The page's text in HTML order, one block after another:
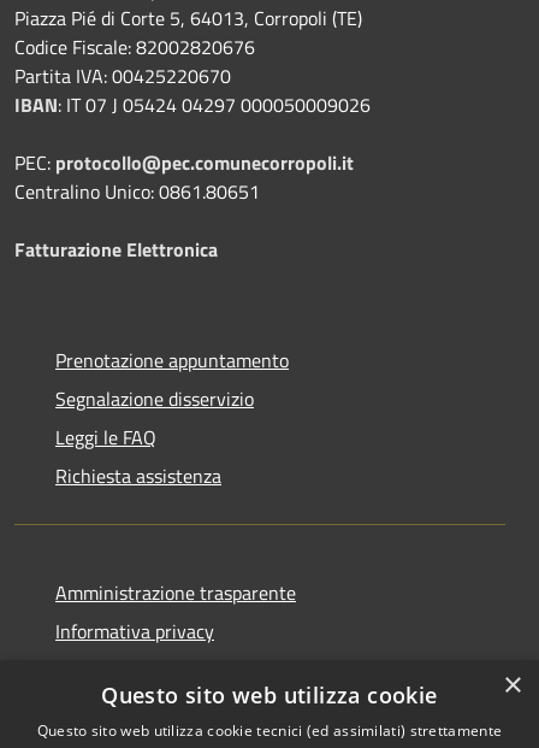
Piazza Pié di Corte 5, 64013, Corropoli (TE)
Codice Fiscale: 82002820676
Partita IVA: 00425220670
IBAN: IT 07 J 05424 04297 000050009026
PEC: protocollo@pec.comunecorropoli.it
Centralino Unico: 0861.80651
Fatturazione Elettronica
Prenotazione appuntamento
Segnalazione disservizio
Leggi le FAQ
Richiesta assistenza
Amministrazione trasparente
Informativa privacy
Dichiarazione di accessibilità
×
Questo sito web utilizza cookie
Questo sito web utilizza cookie tecnici (ed assimilati) strettamente